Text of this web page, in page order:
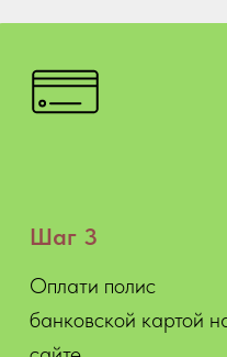
Шаг 3
Оплати полис
банковской картой